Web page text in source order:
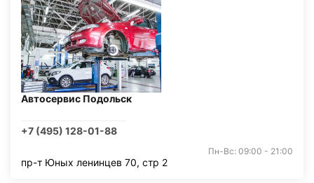
Автосервис Подольск
+7 (495) 128-01-88
Пн-Вс: 09:00 - 21:00
пр-т Юных ленинцев 70, стр 2